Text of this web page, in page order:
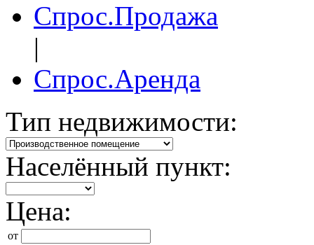
Спрос.Продажа
|
Спрос.Аренда
Тип недвижимости:
Населённый пункт:
Цена:
от